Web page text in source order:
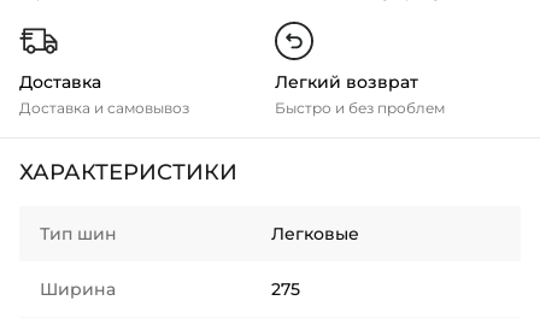
Доставка
Доставка и самовывоз
Легкий возврат
Быстро и без проблем
ХАРАКТЕРИСТИКИ
Тип шин Легковые
Ширина 275